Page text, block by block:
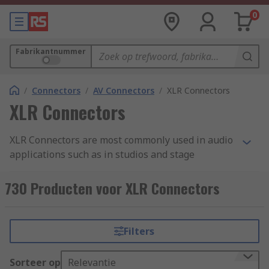
0
Fabrikantnummer
/ Connectors / AV Connectors / XLR Connectors
XLR Connectors
XLR Connectors are most commonly used in audio
applications such as in studios and stage
and controlling machines such as fog machines.
This electrical connector is popular in
reasons, but mainly because of their suitability
in delivering balanced microphone and line-level
signals with no loss of quality over long cable
730 Producten voor XLR Connectors
Filters
Sorteer op Relevantie